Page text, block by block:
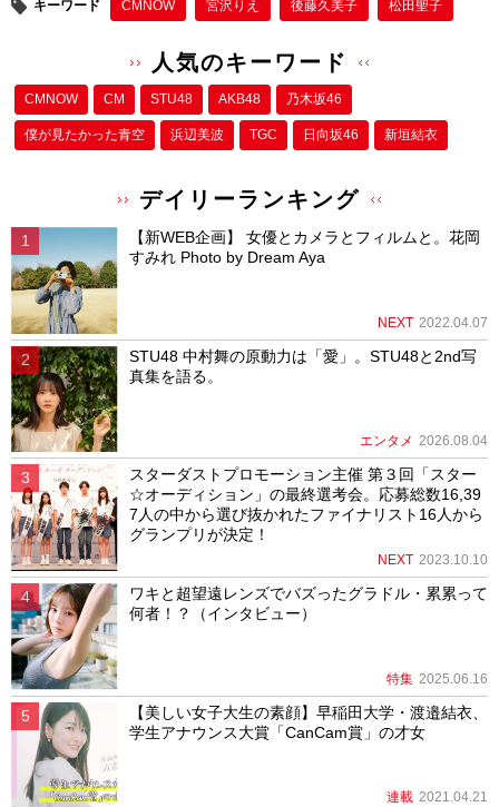
キーワード CMNOW 宮沢りえ 後藤久美子 松田聖子
人気のキーワード
CMNOW CM STU48 AKB48 乃木坂46
僕が⾒たかった⻘空 浜辺美波 TGC 日向坂46 新垣結衣
デイリーランキング
【新WEB企画】 女優とカメラとフィルムと。花岡
すみれ Photo by Dream Aya
NEXT 2022.04.07
STU48 中村舞の原動力は「愛」。STU48と2nd写
真集を語る。
エンタメ 2026.08.04
スターダストプロモーション主催 第３回「スター
☆オーディション」の最終選考会。応募総数16,39
7人の中から選び抜かれたファイナリスト16人から
グランプリが決定！
NEXT 2023.10.10
ワキと超望遠レンズでバズったグラドル・累累って
何者！？（インタビュー）
特集 2025.06.16
【美しい女子大生の素顔】早稲田大学・渡邉結衣、
学生アナウンス大賞「CanCam賞」の才女
連載 2021.04.21